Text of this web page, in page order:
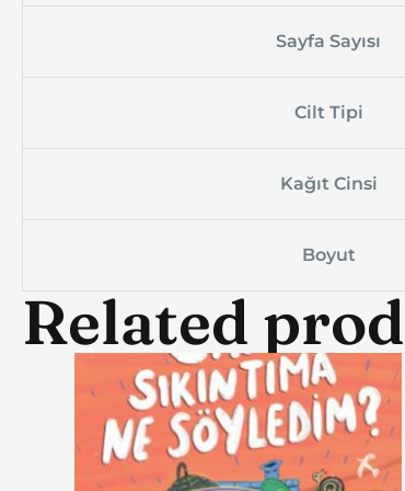
Sayfa Sayısı
Cilt Tipi
Kağıt Cinsi
Boyut
Related